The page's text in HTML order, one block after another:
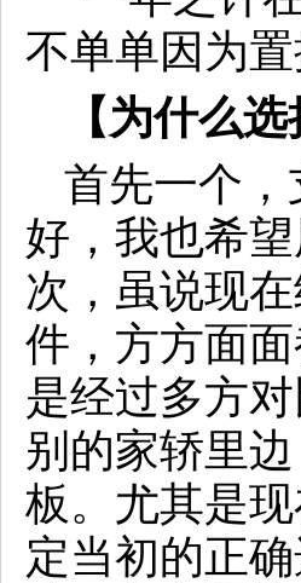
【为什么
首先一个
好，我也希
次，虽说现
件，方方面
是经过多方
别的家轿里
板。尤其是
定当初的正